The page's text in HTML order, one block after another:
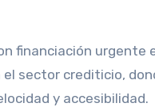
sector crediticio,
y accesibilidad.